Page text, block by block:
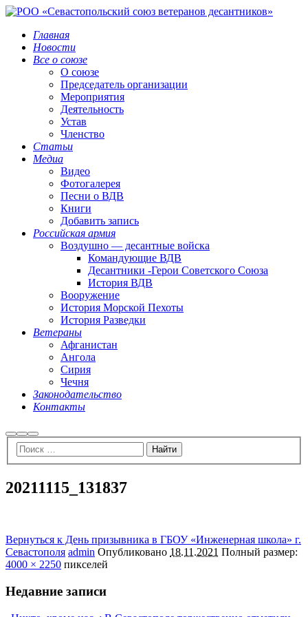
Главная
Новости
Все о союзе
О союзе
Председатель организации
Мероприятия
Деятельность
Устав
Членство
Статьи
Медиа
Видео
Фотогалерея
Песни о ВДВ
Книги
Добавить запись
Российская армия
Воздушно — десантные войска
Командующие ВДВ
Десантники -Герои Советского Союза
История ВДВ
Вооружение
История Морской Пехоты
История Разведки
Ветераны
Афганистан
Ангола
Сирия
Чечня
Законодательство
Контакты
НайтиБольше
информации
Главное
меню
20211115_131837
Вернуться к День призывника в ГБОУ «Инженерная школа» г.
Севастополя admin Опубликовано 18.11.2021 Полный размер:
4000 × 2250 пикселей
Недавние записи